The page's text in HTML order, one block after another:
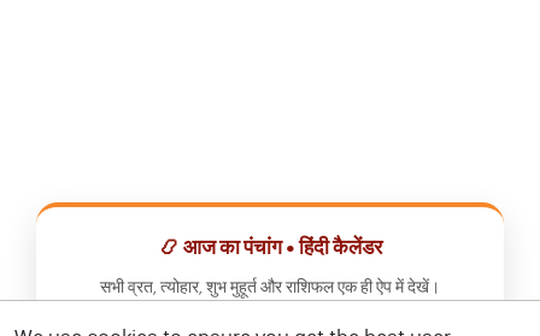
📿 आज का पंचांग • हिंदी कैलेंडर
सभी व्रत, त्योहार, शुभ मुहूर्त और राशिफल एक ही ऐप में देखें।